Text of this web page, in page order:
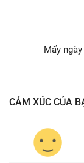
Mấy
CẢM XÚC CỦA